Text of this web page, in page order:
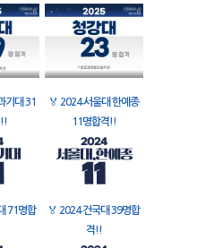
기대 31
🏅 2024 서울대 한예종
11명합격!!
71명합
🏅 2024 건국대 39명합
격!!